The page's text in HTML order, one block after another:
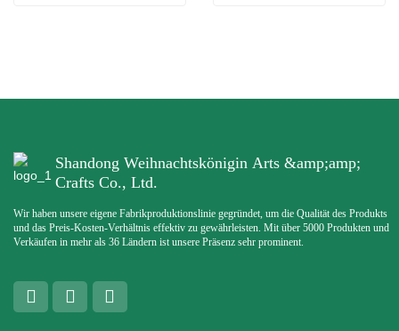
Shandong Weihnachtskönigin Arts &amp;amp;
Crafts Co., Ltd.
Wir haben unsere eigene Fabrikproduktionslinie gegründet, um die Qualität des Produkts
und das Preis-Kosten-Verhältnis effektiv zu gewährleisten. Mit über 5000 Produkten und
Verkäufen in mehr als 36 Ländern ist unsere Präsenz sehr prominent.